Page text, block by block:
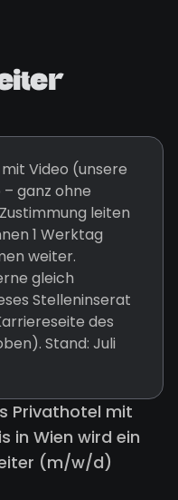
Video (unsere
ganz ohne
leiten
1 Werktag
weiter.
gleich
Stelleninserat
des
Stand: Juli
Privathotel mit
in Wien wird ein
(m/w/d)